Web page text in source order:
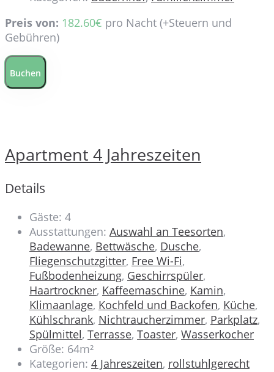
Preis von: 182.60€ pro Nacht (+Steuern und
Gebühren)
Buchen
Apartment 4 Jahreszeiten
Details
Gäste: 4
Ausstattungen: Auswahl an Teesorten,
Badewanne, Bettwäsche, Dusche,
Fliegenschutzgitter, Free Wi-Fi,
Fußbodenheizung, Geschirrspüler,
Haartrockner, Kaffeemaschine, Kamin,
Klimaanlage, Kochfeld und Backofen, Küche,
Kühlschrank, Nichtraucherzimmer, Parkplatz,
Spülmittel, Terrasse, Toaster, Wasserkocher
Größe: 64m²
Kategorien: 4 Jahreszeiten, rollstuhlgerecht